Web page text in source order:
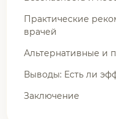
Практические
врачей
Альтернативные и
Выводы: Есть ли
Заключение